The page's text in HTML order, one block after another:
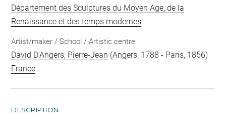
Département des Sculptures du Moyen Age, de la
Renaissance et des temps modernes
Artist/maker / School / Artistic centre
David D'Angers, Pierre-Jean (Angers, 1788 - Paris, 1856)
France
DESCRIPTION